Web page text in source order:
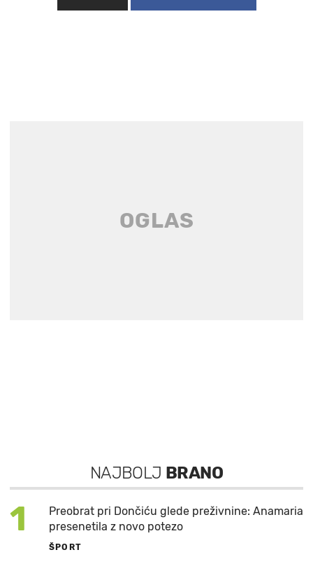
NAJBOLJ BRANO
1
Preobrat pri Dončiću glede preživnine: Anamaria
presenetila z novo potezo
ŠPORT